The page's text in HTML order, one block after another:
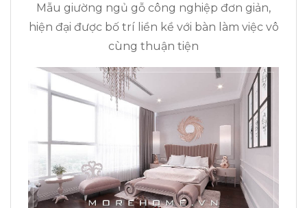
Mẫu giường ngủ gỗ công nghiệp đơn giản,
hiện đại được bố trí liền kề với bàn làm việc vô
cùng thuận tiện